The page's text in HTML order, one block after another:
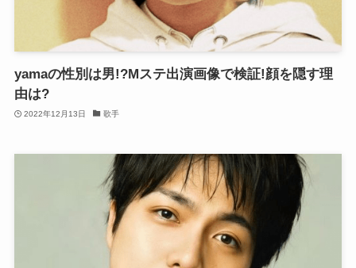
yamaの性別は男!?Mステ出演画像で検証!顔を隠す理
由は?
2022年12月13日 歌手